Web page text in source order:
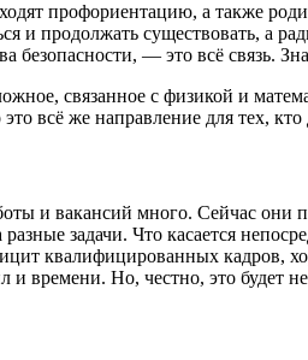
профориентацию, а также
и продолжать существовать, а
безопасности, — это всё связь.
связанное с физикой и
всё же направление для тех,
и вакансий много. Сейчас
задачи. Что касается
квалифицированных кадров,
времени. Но, честно, это будет не